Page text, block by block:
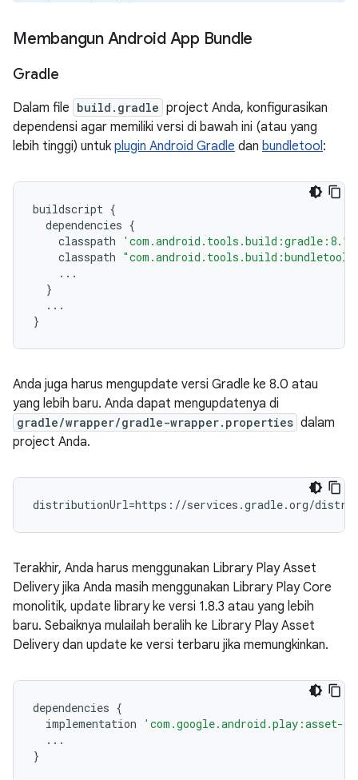
Membangun Android App Bundle
Gradle
Dalam file build.gradle project Anda, konfigurasikan
dependensi agar memiliki versi di bawah ini (atau yang
lebih tinggi) untuk plugin Android Gradle dan bundletool:
buildscript {
dependencies {
classpath
classpath
...
}
...
}
Anda juga harus mengupdate versi Gradle ke 8.0 atau
yang lebih baru. Anda dapat mengupdatenya di
gradle/wrapper/gradle-wrapper.properties dalam
project Anda.
Terakhir, Anda harus menggunakan Library Play Asset
Delivery jika Anda masih menggunakan Library Play Core
monolitik, update library ke versi 1.8.3 atau yang lebih
baru. Sebaiknya mulailah beralih ke Library Play Asset
Delivery dan update ke versi terbaru jika memungkinkan.
dependencies {
implementation
'com.google.android.play:asset-
...
}